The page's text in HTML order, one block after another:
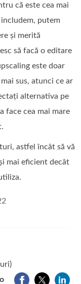
că este cea mai
putem
și merită
să facă o editare
este doar
sus, atunci ce ar
alternativa pe
face cea mai mare
astfel încât să vă
mai eficient decât